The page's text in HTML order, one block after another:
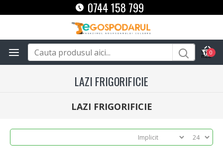
0744 158 799
0
LAZI FRIGORIFICIE
LAZI FRIGORIFICIE